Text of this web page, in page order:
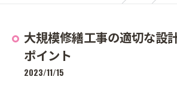
大規模修繕工事の適切な設
ポイント
2023/11/15